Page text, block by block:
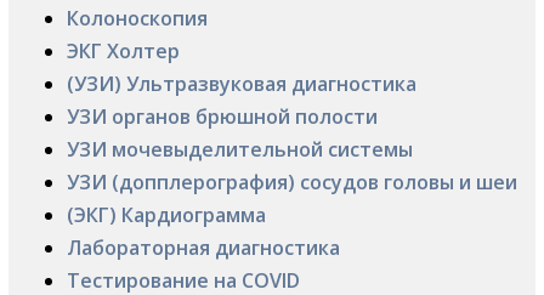
Колоноскопия
ЭКГ Холтер
(УЗИ) Ультразвуковая диагностика
УЗИ органов брюшной полости
УЗИ мочевыделительной системы
УЗИ (допплерография) сосудов головы и шеи
(ЭКГ) Кардиограмма
Лабораторная диагностика
Тестирование на COVID